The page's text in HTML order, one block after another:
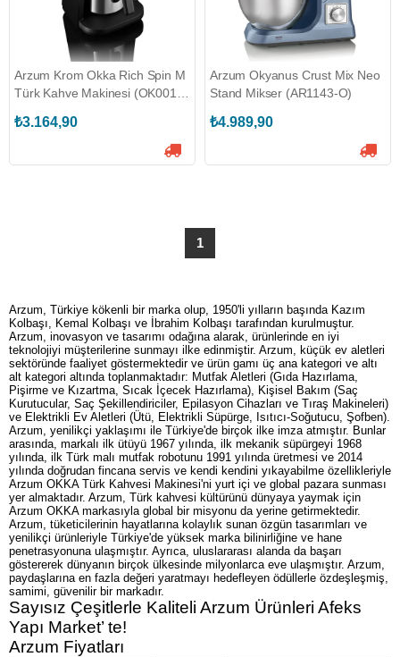
Arzum Krom Okka Rich Spin M
Türk Kahve Makinesi (OK0018-
₺3.164,90
Arzum Okyanus Crust Mix Neo
Stand Mikser (AR1143-O)
₺4.989,90
1
Arzum, Türkiye kökenli bir marka olup, 1950'li yılların başında Kazım
Kolbaşı, Kemal Kolbaşı ve İbrahim Kolbaşı tarafından kurulmuştur.
Arzum, inovasyon ve tasarımı odağına alarak, ürünlerinde en iyi
teknolojiyi müşterilerine sunmayı ilke edinmiştir. Arzum, küçük ev aletleri
sektöründe faaliyet göstermektedir ve ürün gamı üç ana kategori ve altı
alt kategori altında toplanmaktadır: Mutfak Aletleri (Gıda Hazırlama,
Pişirme ve Kızartma, Sıcak İçecek Hazırlama), Kişisel Bakım (Saç
Kurutucular, Saç Şekillendiriciler, Epilasyon Cihazları ve Tıraş Makineleri)
ve Elektrikli Ev Aletleri (Ütü, Elektrikli Süpürge, Isıtıcı-Soğutucu, Şofben).
Arzum, yenilikçi yaklaşımı ile Türkiye'de birçok ilke imza atmıştır. Bunlar
arasında, markalı ilk ütüyü 1967 yılında, ilk mekanik süpürgeyi 1968
yılında, ilk Türk malı mutfak robotunu 1991 yılında üretmesi ve 2014
yılında doğrudan fincana servis ve kendi kendini yıkayabilme özellikleriyle
Arzum OKKA Türk Kahvesi Makinesi'ni yurt içi ve global pazara sunması
yer almaktadır. Arzum, Türk kahvesi kültürünü dünyaya yaymak için
Arzum OKKA markasıyla global bir misyonu da yerine getirmektedir.
Arzum, tüketicilerinin hayatlarına kolaylık sunan özgün tasarımları ve
yenilikçi ürünleriyle Türkiye'de yüksek marka bilinirliğine ve hane
penetrasyonuna ulaşmıştır. Ayrıca, uluslararası alanda da başarı
göstererek dünyanın birçok ülkesinde milyonlarca eve ulaşmıştır. Arzum,
paydaşlarına en fazla değeri yaratmayı hedefleyen ödüllerle özdeşleşmiş,
samimi, güvenilir bir markadır.
Sayısız Çeşitlerle Kaliteli Arzum Ürünleri Afeks
Yapı Market’ te!
Arzum Fiyatları